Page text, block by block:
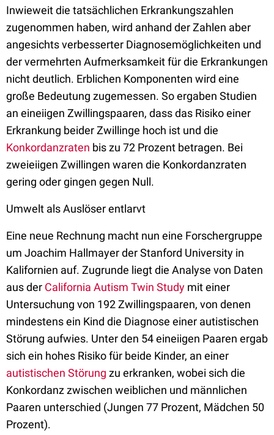
Inwieweit die tatsächlichen Erkrankungszahlen
zugenommen haben, wird anhand der Zahlen aber
angesichts verbesserter Diagnosemöglichkeiten und
der vermehrten Aufmerksamkeit für die Erkrankungen
nicht deutlich. Erblichen Komponenten wird eine
große Bedeutung zugemessen. So ergaben Studien
an eineiigen Zwillingspaaren, dass das Risiko einer
Erkrankung beider Zwillinge hoch ist und die
Konkordanzraten bis zu 72 Prozent betragen. Bei
zweieiigen Zwillingen waren die Konkordanzraten
gering oder gingen gegen Null.
Umwelt als Auslöser entlarvt
Eine neue Rechnung macht nun eine Forschergruppe
um Joachim Hallmayer der Stanford University in
Kalifornien auf. Zugrunde liegt die Analyse von Daten
aus der California Autism Twin Study mit einer
Untersuchung von 192 Zwillingspaaren, von denen
mindestens ein Kind die Diagnose einer autistischen
Störung aufwies. Unter den 54 eineiigen Paaren ergab
sich ein hohes Risiko für beide Kinder, an einer
autistischen Störung zu erkranken, wobei sich die
Konkordanz zwischen weiblichen und männlichen
Paaren unterschied (Jungen 77 Prozent, Mädchen 50
Prozent).